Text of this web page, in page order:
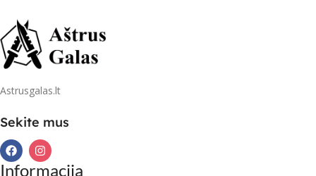
Astrusgalas.lt
Sekite mus
Informacija